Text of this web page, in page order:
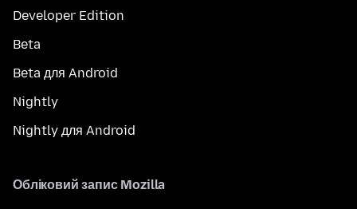
Developer Edition
Beta
Beta для Android
Nightly
Nightly для Android
Обліковий запис Mozilla